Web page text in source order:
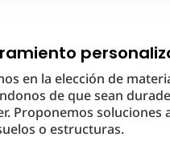
en la elección de
de que sean
Proponemos soluciones
o estructuras.